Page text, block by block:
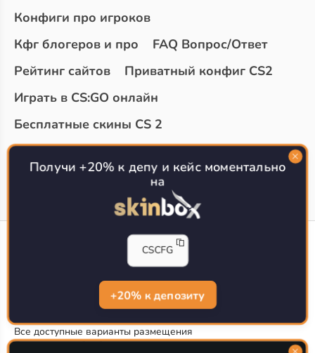
Конфиги про игроков
Кфг блогеров и про
FAQ Вопрос/Ответ
Рейтинг сайтов
Приватный конфиг CS2
Играть в CS:GO онлайн
Бесплатные скины CS 2
Топ сайтов с халявой КС 2
О проекте
CS-CONFIG.com © 2020-2026 г.
Политика конфиденциальности
РЕКЛАМА НА САЙТЕ
Все доступные варианты размещения
Согласие на обработку данных
Получи +20% к депу и кейс моментально
на
CSCFG
+20% к депозиту